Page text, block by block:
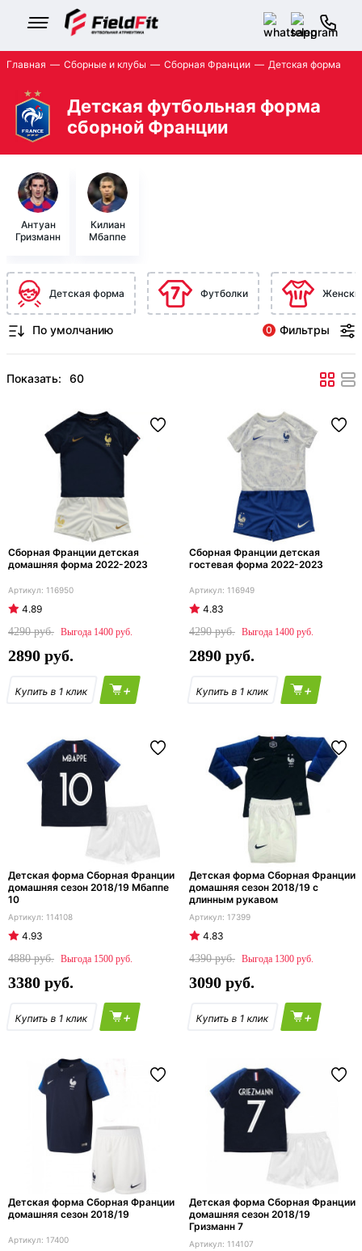
Главная Сборные и клубы Сборная Франции Детская форма
Детская футбольная форма
сборной Франции
Антуан
Гризманн
Килиан
Мбаппе
Детская форма Футболки
0 Фильтры
Показать:
Сборная Франции детская
домашняя форма 2022-2023
116950
4.89
4290
1400
2890
+
Сборная Франции детская
гостевая форма 2022-2023
116949
4.83
4290
1400
2890
+
Детская форма Сборная Франции
домашняя сезон 2018/19 Мбаппе
10
114108
4.93
4880
1500
3380
+
Детская форма Сборная Франции
домашняя сезон 2018/19 с
длинным рукавом
17399
4.83
4390
1300
3090
+
Детская форма Сборная Франции
домашняя сезон 2018/19
17400
Детская форма Сборная Франции
домашняя сезон 2018/19
Гризманн 7
114107